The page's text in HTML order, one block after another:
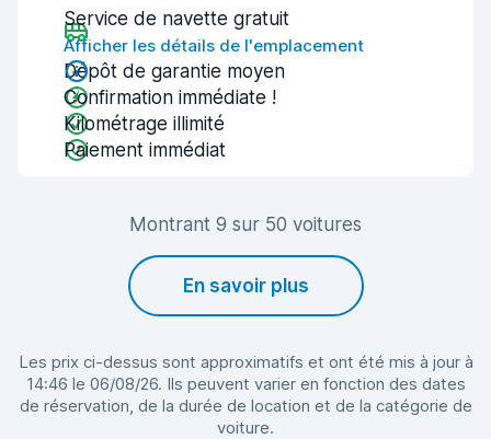
Service de navette gratuit
Afficher les détails de l'emplacement
Dépôt de garantie moyen
Confirmation immédiate !
Kilométrage illimité
Paiement immédiat
Montrant 9 sur 50 voitures
En savoir plus
Les prix ci-dessus sont approximatifs et ont été mis à jour à
14:46 le 06/08/26. Ils peuvent varier en fonction des dates
de réservation, de la durée de location et de la catégorie de
voiture.